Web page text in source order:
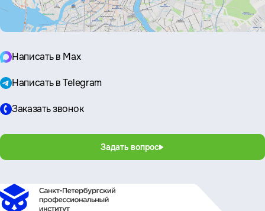
Написать в Max
Написать в Telegram
Заказать звонок
Задать вопрос